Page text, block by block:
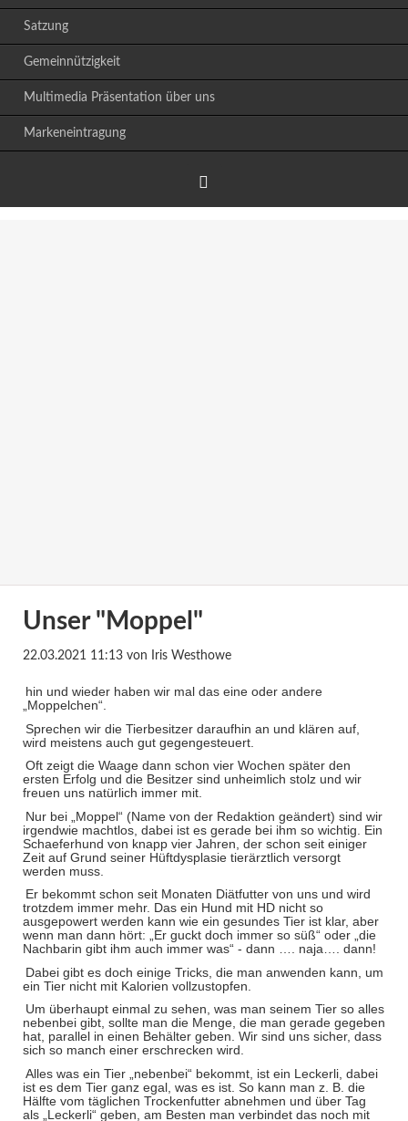
Satzung
Gemeinnützigkeit
Multimedia Präsentation über uns
Markeneintragung
Unser "Moppel"
22.03.2021 11:13von Iris Westhowe
hin und wieder haben wir mal das eine oder andere
„Moppelchen“.
Sprechen wir die Tierbesitzer daraufhin an und klären auf,
wird meistens auch gut gegengesteuert.
Oft zeigt die Waage dann schon vier Wochen später den
ersten Erfolg und die Besitzer sind unheimlich stolz und wir
freuen uns natürlich immer mit.
Nur bei „Moppel“ (Name von der Redaktion geändert) sind wir
irgendwie machtlos, dabei ist es gerade bei ihm so wichtig. Ein
Schaeferhund von knapp vier Jahren, der schon seit einiger
Zeit auf Grund seiner Hüftdysplasie tierärztlich versorgt
werden muss.
Er bekommt schon seit Monaten Diätfutter von uns und wird
trotzdem immer mehr. Das ein Hund mit HD nicht so
ausgepowert werden kann wie ein gesundes Tier ist klar, aber
wenn man dann hört: „Er guckt doch immer so süß“ oder „die
Nachbarin gibt ihm auch immer was“ - dann …. naja…. dann!
Dabei gibt es doch einige Tricks, die man anwenden kann, um
ein Tier nicht mit Kalorien vollzustopfen.
Um überhaupt einmal zu sehen, was man seinem Tier so alles
nebenbei gibt, sollte man die Menge, die man gerade gegeben
hat, parallel in einen Behälter geben. Wir sind uns sicher, dass
sich so manch einer erschrecken wird.
Alles was ein Tier „nebenbei“ bekommt, ist ein Leckerli, dabei
ist es dem Tier ganz egal, was es ist. So kann man z. B. die
Hälfte vom täglichen Trockenfutter abnehmen und über Tag
als „Leckerli“ geben, am Besten man verbindet das noch mit